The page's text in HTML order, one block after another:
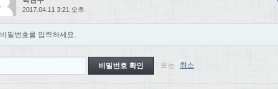
2017.04.11 3:21 오후
비밀번호를 입력하세요.
또는 취소